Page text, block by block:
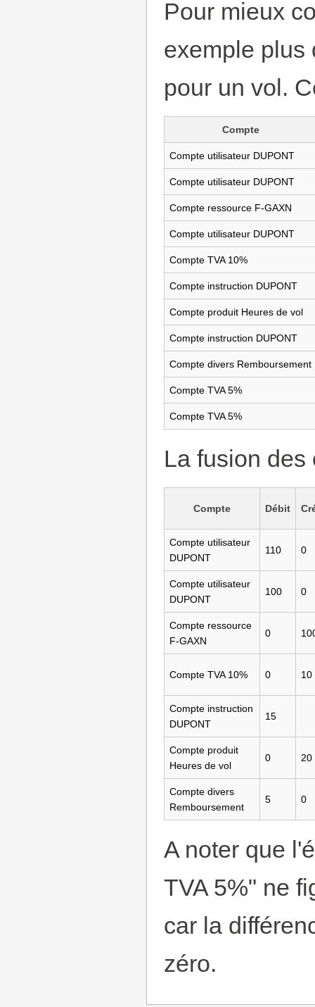
Pour mieux
exemple plus
pour un vol.
Compte
Compte utilisateur DUPONT
Compte utilisateur DUPONT
Compte ressource F-GAXN
Compte utilisateur DUPONT
Compte TVA 10%
Compte instruction DUPONT
Compte produit Heures de vol
Compte instruction DUPONT
Compte divers Remboursement
Compte TVA 5%
Compte TVA 5%
La fusion des
Compte Débit
Compte utilisateur
DUPONT
110 0
Compte utilisateur
DUPONT
100 0
Compte ressource
F-GAXN
0
Compte TVA 10% 0 10
Compte instruction
DUPONT
15
Compte produit
Heures de vol
0 20
Compte divers
Remboursement
5 0
A noter que
TVA 5%" ne
car la
zéro.